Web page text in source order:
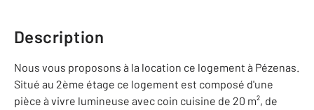
Description
Nous vous proposons à la location ce logement à Pézenas.
Situé au 2ème étage ce logement est composé d'une
pièce à vivre lumineuse avec coin cuisine de 20 m², de